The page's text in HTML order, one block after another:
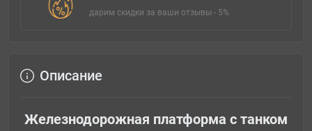
дарим скидки за ваши отзывы - 5%
Описание
Железнодорожная платформа с танком